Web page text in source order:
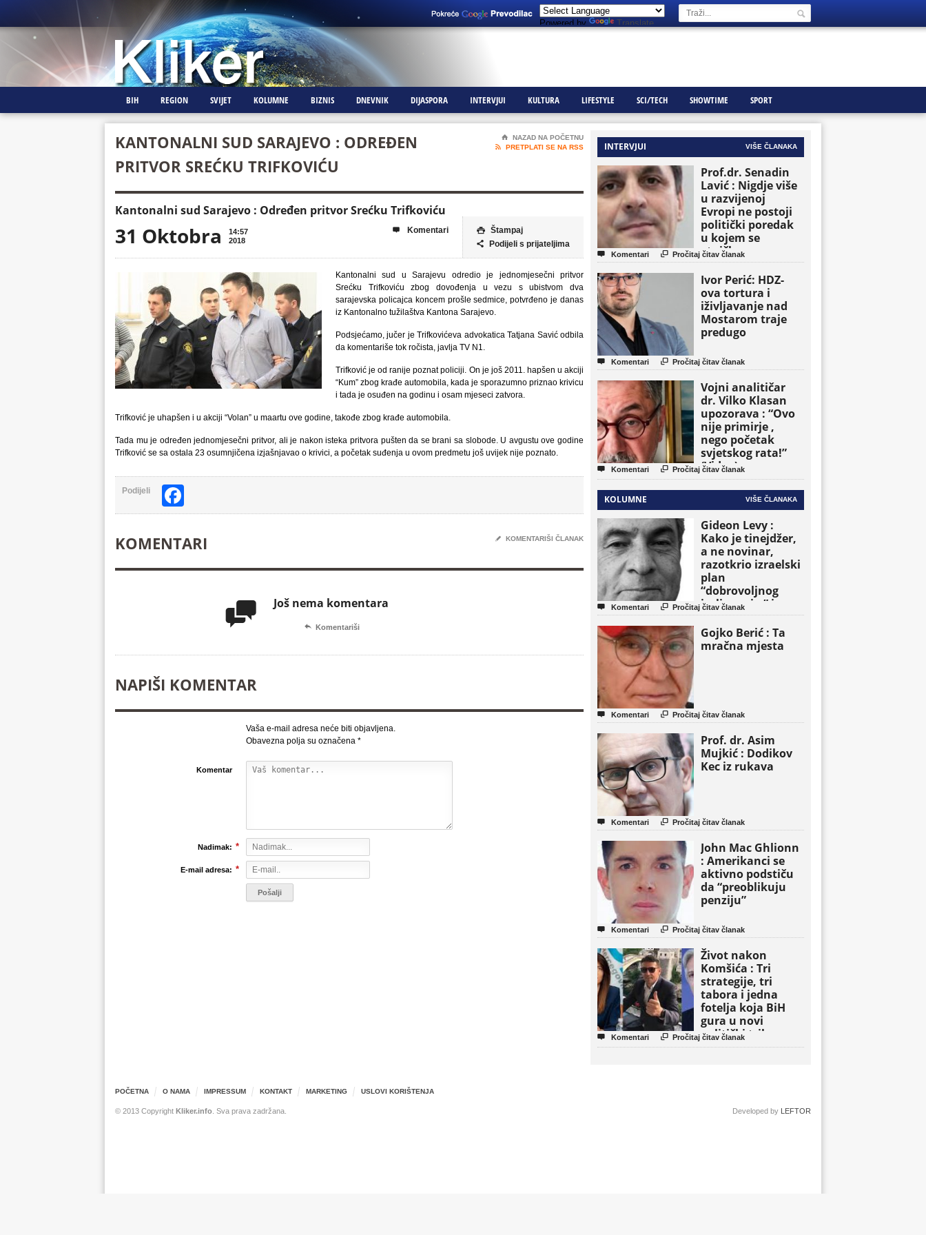
Powered by Translate
BIH REGION SVIJET KOLUMNE BIZNIS DNEVNIK DIJASPORA INTERVJUI KULTURA LIFESTYLE SCI/TECH SHOWTIME SPORT
KANTONALNI SUD SARAJEVO : ODREĐEN
PRITVOR SREĆKU TRIFKOVIĆU
⌂
NAZAD NA POČETNU

PRETPLATI SE NA RSS
Kantonalni sud Sarajevo : Određen pritvor Srećku Trifkoviću
31 Oktobra
14:57
2018
 Štampaj
 Podijeli s prijateljima
 Komentari
Kantonalni sud u Sarajevu odredio je jednomjesečni pritvor
Srećku Trifkoviću zbog dovođenja u vezu s ubistvom dva
sarajevska policajca koncem prošle sedmice, potvrđeno je danas
iz Kantonalno tužilaštva Kantona Sarajevo.
Podsjećamo, jučer je Trifkovićeva advokatica Tatjana Savić odbila
da komentariše tok ročista, javlja TV N1.
Trifković je od ranije poznat policiji. On je još 2011. hapšen u akciji
“Kum” zbog krađe automobila, kada je sporazumno priznao krivicu
i tada je osuđen na godinu i osam mjeseci zatvora.
Trifković je uhapšen i u akciji “Volan” u maartu ove godine, takođe zbog krađe automobila.
Tada mu je određen jednomjesečni pritvor, ali je nakon isteka pritvora pušten da se brani sa slobode. U avgustu ove godine
Trifković se sa ostala 23 osumnjičena izjašnjavao o krivici, a početak suđenja u ovom predmetu još uvijek nije poznato.
Podijeli
KOMENTARI ✎ KOMENTARIŠI ČLANAK
 Još nema komentara
 Komentariši
NAPIŠI KOMENTAR
Vaša e-mail adresa neće biti objavljena.
Obavezna polja su označena *
Komentar
Nadimak: *
E-mail adresa: *
INTERVJUI VIŠE ČLANAKA
Prof.dr. Senadin
Lavić : Nigdje više
u razvijenoj
Evropi ne postoji
politički poredak
u kojem se
etničke grupe
pojavljuju kao
osnovne političke
jedinice
 Komentari  Pročitaj čitav članak
Ivor Perić: HDZ-
ova tortura i
iživljavanje nad
Mostarom traje
predugo
 Komentari  Pročitaj čitav članak
Vojni analitičar
dr. Vilko Klasan
upozorava : “Ovo
nije primirje ,
nego početak
svjetskog rata!”
(Video)
 Komentari  Pročitaj čitav članak
KOLUMNE VIŠE ČLANAKA
Gideon Levy :
Kako je tinejdžer,
a ne novinar,
razotkrio izraelski
plan
“dobrovoljnog
iseljavanja ” iz
Gaze
 Komentari  Pročitaj čitav članak
Gojko Berić : Ta
mračna mjesta
 Komentari  Pročitaj čitav članak
Prof. dr. Asim
Mujkić : Dodikov
Kec iz rukava
 Komentari  Pročitaj čitav članak
John Mac Ghlionn
: Amerikanci se
aktivno podstiču
da “preoblikuju
penziju”
 Komentari  Pročitaj čitav članak
Život nakon
Komšića : Tri
strategije, tri
tabora i jedna
fotelja koja BiH
gura u novi
politički triler
 Komentari  Pročitaj čitav članak
POČETNA O NAMA IMPRESSUM KONTAKT MARKETING USLOVI KORIŠTENJA
© 2013 Copyright Kliker.info. Sva prava zadržana. Developed by LEFTOR